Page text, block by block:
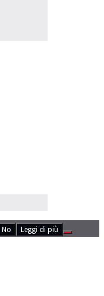
No Leggi di più